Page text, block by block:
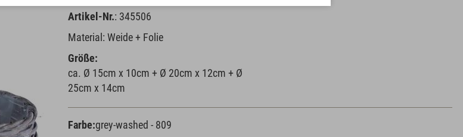
Artikel-Nr.: 345506
Material: Weide + Folie
Größe:
ca. Ø 15cm x 10cm + Ø 20cm x 12cm + Ø
25cm x 14cm
Farbe:grey-washed - 809